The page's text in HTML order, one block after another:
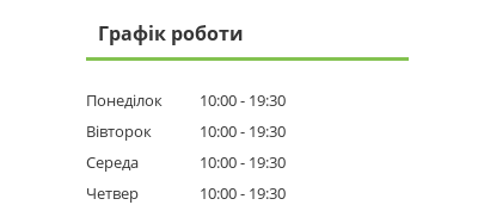
Графік роботи
Понеділок 10:00
19:30
Вівторок
10:00
19:30
Середа
10:00
19:30
Четвер
10:00
19:30